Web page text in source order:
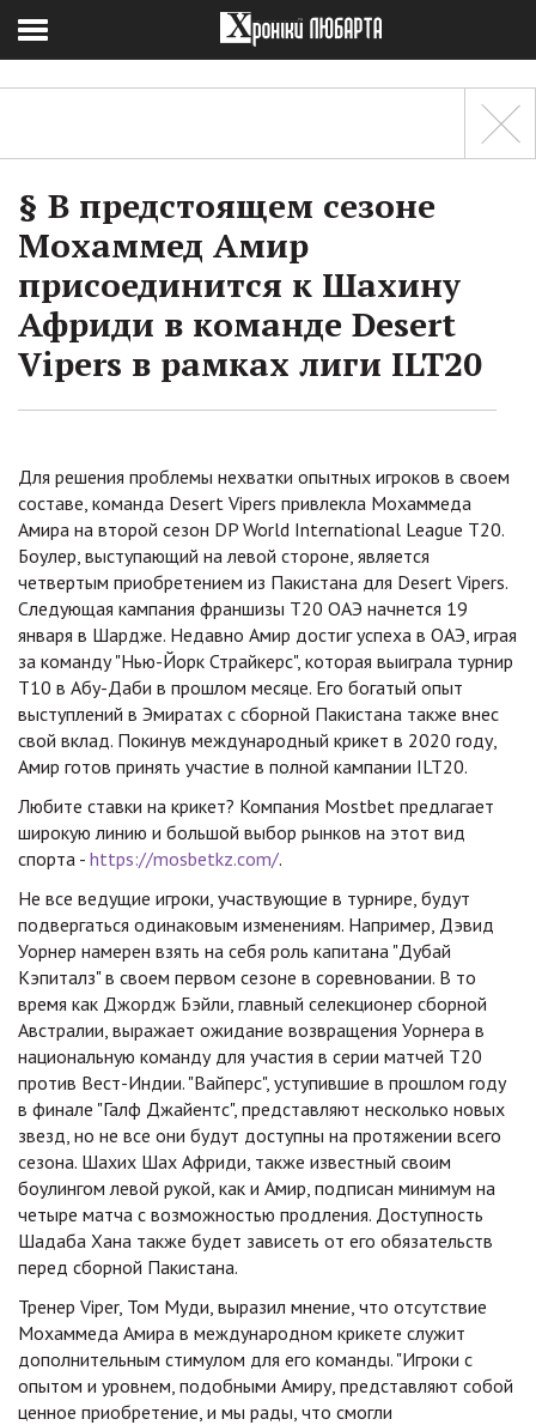
§ В предстоящем сезоне
Мохаммед Амир
присоединится к Шахину
Африди в команде Desert
Vipers в рамках лиги ILT20
Для решения проблемы нехватки опытных игроков в своем
составе, команда Desert Vipers привлекла Мохаммеда
Амира на второй сезон DP World International League T20.
Боулер, выступающий на левой стороне, является
четвертым приобретением из Пакистана для Desert Vipers.
Следующая кампания франшизы T20 ОАЭ начнется 19
января в Шардже. Недавно Амир достиг успеха в ОАЭ, играя
за команду "Нью-Йорк Страйкерс", которая выиграла турнир
T10 в Абу-Даби в прошлом месяце. Его богатый опыт
выступлений в Эмиратах с сборной Пакистана также внес
свой вклад. Покинув международный крикет в 2020 году,
Амир готов принять участие в полной кампании ILT20.
Любите ставки на крикет? Компания Mostbet предлагает
широкую линию и большой выбор рынков на этот вид
спорта - https://mosbetkz.com/.
Не все ведущие игроки, участвующие в турнире, будут
подвергаться одинаковым изменениям. Например, Дэвид
Уорнер намерен взять на себя роль капитана "Дубай
Кэпиталз" в своем первом сезоне в соревновании. В то
время как Джордж Бэйли, главный селекционер сборной
Австралии, выражает ожидание возвращения Уорнера в
национальную команду для участия в серии матчей T20
против Вест-Индии. "Вайперс", уступившие в прошлом году
в финале "Галф Джайентс", представляют несколько новых
звезд, но не все они будут доступны на протяжении всего
сезона. Шахих Шах Африди, также известный своим
боулингом левой рукой, как и Амир, подписан минимум на
четыре матча с возможностью продления. Доступность
Шадаба Хана также будет зависеть от его обязательств
перед сборной Пакистана.
Тренер Viper, Том Муди, выразил мнение, что отсутствие
Мохаммеда Амира в международном крикете служит
дополнительным стимулом для его команды. "Игроки с
опытом и уровнем, подобными Амиру, представляют собой
ценное приобретение, и мы рады, что смогли